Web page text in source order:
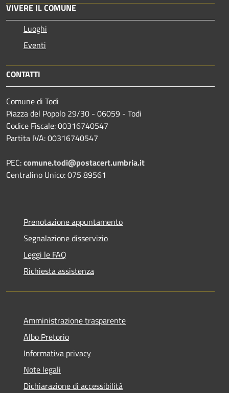
VIVERE IL COMUNE
Luoghi
Eventi
CONTATTI
Comune di Todi
Piazza del Popolo 29/30 - 06059 - Todi
Codice Fiscale: 00316740547
Partita IVA: 00316740547
PEC:comune.todi@postacert.umbria.it
Centralino Unico: 075 89561
Prenotazione appuntamento
Segnalazione disservizio
Leggi le FAQ
Richiesta assistenza
Amministrazione trasparente
Albo Pretorio
Informativa privacy
Note legali
Dichiarazione di accessibilità